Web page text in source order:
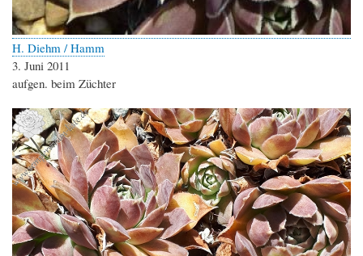
H. Diehm / Hamm
3. Juni 2011
aufgen. beim Züchter